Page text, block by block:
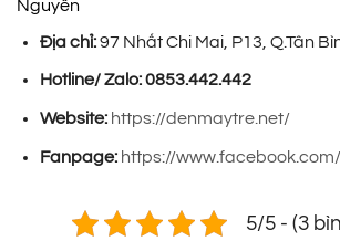
Nguyên
Địa chỉ:97 Nhất Chi Mai, P13, Q.Tân
Hotline/ Zalo: 0853.442.442
Website: https://denmaytre.net/
Fanpage: https://
5/5 - (3